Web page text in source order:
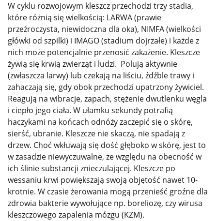
W cyklu rozwojowym kleszcz przechodzi trzy stadia,
które różnią się wielkością: LARWA (prawie
przeźroczysta, niewidoczna dla oka), NIMFA (wielkości
główki od szpilki) i IMAGO (stadium dojrzałe) i każde z
nich może potencjalnie przenosić zakażenie. Kleszcze
żywią się krwią zwierząt i ludzi. Polują aktywnie
(zwłaszcza larwy) lub czekają na liściu, źdźble trawy i
zahaczają się, gdy obok przechodzi upatrzony żywiciel.
Reagują na wibracje, zapach, stężenie dwutlenku węgla
i ciepło jego ciała. W ułamku sekundy potrafią
haczykami na końcach odnóży zaczepić się o skórę,
sierść, ubranie. Kleszcze nie skaczą, nie spadają z
drzew. Choć wkłuwają się dość głęboko w skórę, jest to
w zasadzie niewyczuwalne, ze względu na obecność w
ich ślinie substancji znieczulającej. Kleszcze po
wessaniu krwi powiększają swoją objętość nawet 10-
krotnie. W czasie żerowania mogą przenieść groźne dla
zdrowia bakterie wywołujące np. boreliozę, czy wirusa
kleszczowego zapalenia mózgu (KZM).